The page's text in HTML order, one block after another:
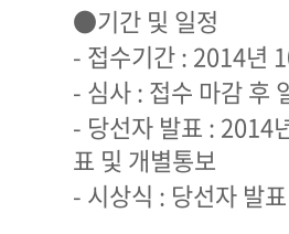
●기간 및 일정
- 접수기간 : 2014년
- 심사 : 접수 마감 후
- 당선자 발표 : 2014
표 및 개별통보
- 시상식 : 당선자 발